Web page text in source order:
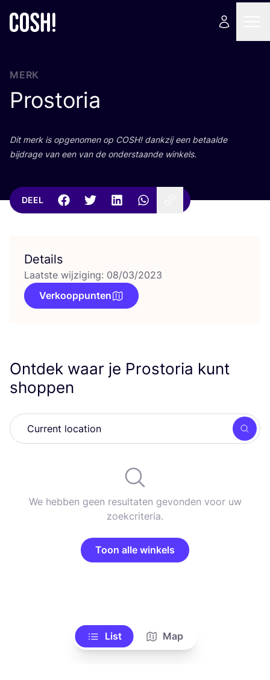
MERK
Prostoria
Dit merk is opge­no­men op COSH! dank­zij een betaal­de
bij­dra­ge van een van de onder­staan­de winkels.
DEEL
Details
Laatste wijziging: 08/03/2023
Verkooppunten
Ontdek waar je Prostoria kunt
shoppen
Zoek
We hebben geen resultaten gevonden voor uw
zoekcriteria.
Toon alle winkels
List Map